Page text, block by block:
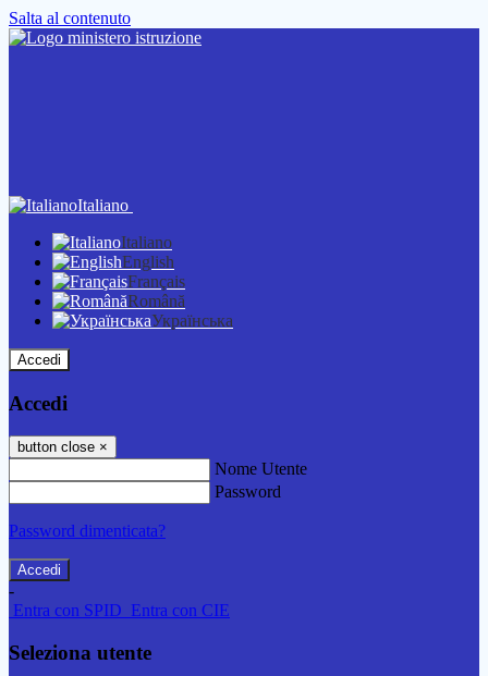
Salta al contenuto
Italiano
Italiano
English
Français
Română
Українська
Accedi
Accedi
button close ×
Nome Utente
Password
Password dimenticata?
-
Entra con SPID Entra con CIE
Seleziona utente